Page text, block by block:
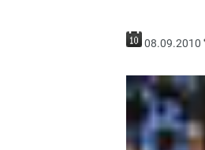
08.09.2010